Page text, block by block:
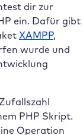
dir zur
ein. Dafür gibt
XAMPP,
wurde und
PHP Skript.
Operation